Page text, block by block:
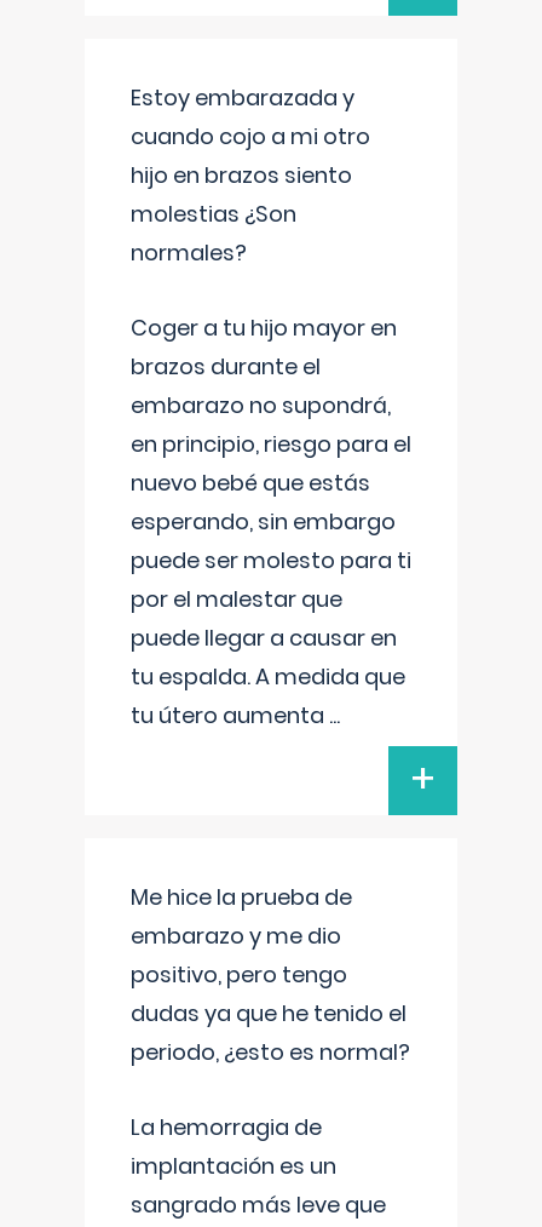
Estoy embarazada y
cuando cojo a mi otro
hijo en brazos siento
molestias ¿Son
normales?
Coger a tu hijo mayor en
brazos durante el
embarazo no supondrá,
en principio, riesgo para el
nuevo bebé que estás
esperando, sin embargo
puede ser molesto para ti
por el malestar que
puede llegar a causar en
tu espalda. A medida que
tu útero aumenta ...
+
Me hice la prueba de
embarazo y me dio
positivo, pero tengo
dudas ya que he tenido el
periodo, ¿esto es normal?
La hemorragia de
implantación es un
sangrado más leve que